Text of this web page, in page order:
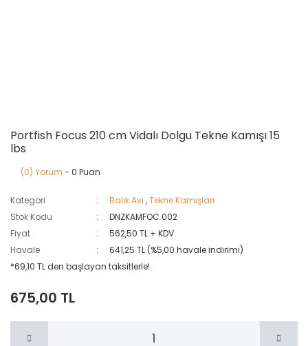
Portfish Focus 210 cm Vidalı Dolgu Tekne Kamışı 15
lbs
(0) Yorum - 0 Puan
Kategori Balık Avı ,Tekne Kamışları
Stok Kodu
DNZKAMFOC 002
Fiyat
562,50 TL + KDV
Havale
641,25 TL (%5,00 havale indirimi)
*69,10 TL den başlayan taksitlerle!
675,00 TL